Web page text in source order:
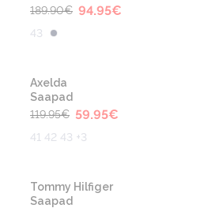
189.90€ 94.95€
43
-50%
Axelda
Saapad
119.95€ 59.95€
41 42 43 +3
-50%
Tommy Hilfiger
Saapad